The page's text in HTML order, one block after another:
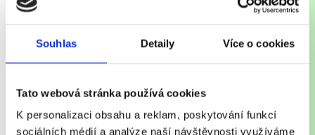
Souhlas Detaily Více o cookies
Tato webová stránka používá cookies
K personalizaci obsahu a reklam, poskytování funkcí
sociálních médií a analýze naší návštěvnosti využíváme
Sýrové zrno putuje pod lis, kde z něj tvarujeme